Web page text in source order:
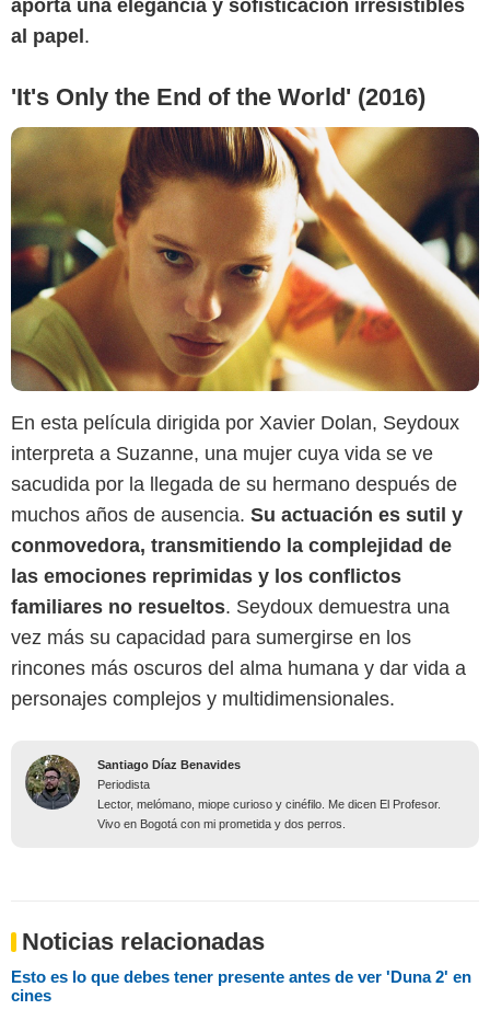
aporta una elegancia y sofisticación irresistibles
al papel .
'It's Only the End of the World' (2016)
En esta película dirigida por Xavier Dolan, Seydoux
interpreta a Suzanne, una mujer cuya vida se ve
sacudida por la llegada de su hermano después de
muchos años de ausencia. Su actuación es sutil y
conmovedora, transmitiendo la complejidad de
las emociones reprimidas y los conflictos
familiares no resueltos. Seydoux demuestra una
vez más su capacidad para sumergirse en los
rincones más oscuros del alma humana y dar vida a
personajes complejos y multidimensionales.
Santiago Díaz Benavides
Periodista
Lector, melómano, miope curioso y cinéfilo. Me dicen El Profesor.
Vivo en Bogotá con mi prometida y dos perros.
Noticias relacionadas
Esto es lo que debes tener presente antes de ver 'Duna 2' en
cines